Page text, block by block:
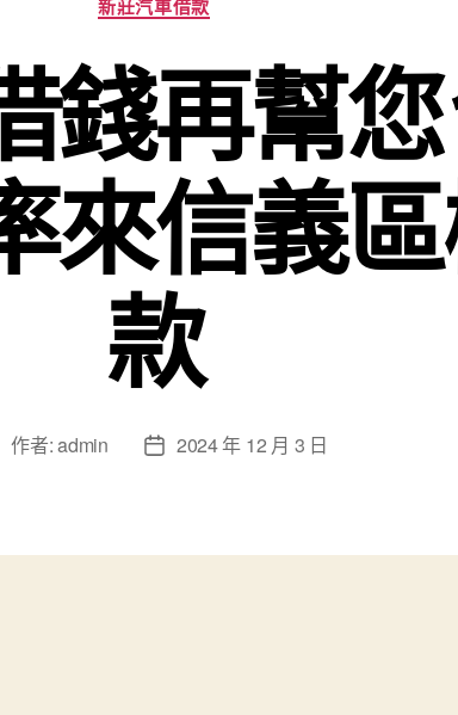
類
新莊汽車借款
錢再幫
來信義
款
作者:admin
文
日
2024 年 12 月 3 日